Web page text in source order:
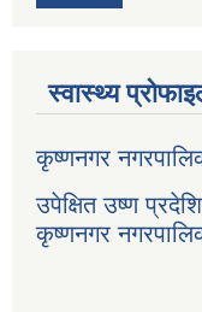
स्वास्थ्य
कृष्णनगर
उपेक्षित उष्ण
कृष्णनगर